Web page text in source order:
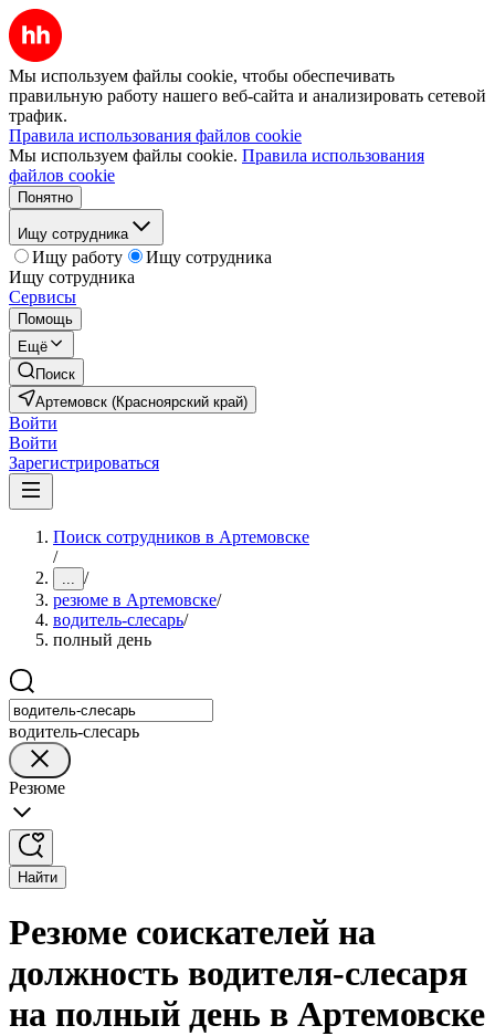
Мы используем файлы cookie, чтобы обеспечивать
правильную работу нашего веб-сайта и анализировать сетевой
трафик.
Правила использования файлов cookie
Мы используем файлы cookie. Правила использования
файлов cookie
Понятно
Ищу сотрудника
Ищу работу
Ищу сотрудника
Ищу сотрудника
Сервисы
Помощь
Ещё
Поиск
Артемовск (Красноярский край)
Войти
Войти
Зарегистрироваться
Поиск сотрудников в Артемовске
/
... /
резюме в Артемовске/
водитель-слесарь/
полный день
водитель-слесарь
Резюме
Найти
Резюме соискателей на
должность водителя-слесаря
на полный день в Артемовске